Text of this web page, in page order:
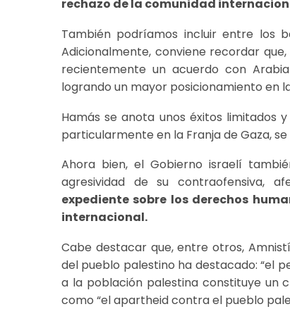
rechazo de la comunidad
También podríamos incluir entre los
Adicionalmente, conviene recordar
recientemente un acuerdo con
logrando un mayor posicionamiento en
Hamás se anota unos éxitos limitados
particularmente en la Franja de Gaza,
Ahora bien, el Gobierno israelí
agresividad de su contraofensiva,
expediente sobre los derechos
internacional.
Cabe destacar que, entre otros,
del pueblo palestino ha destacado: “el
a la población palestina constituye un
como “el apartheid contra el pueblo